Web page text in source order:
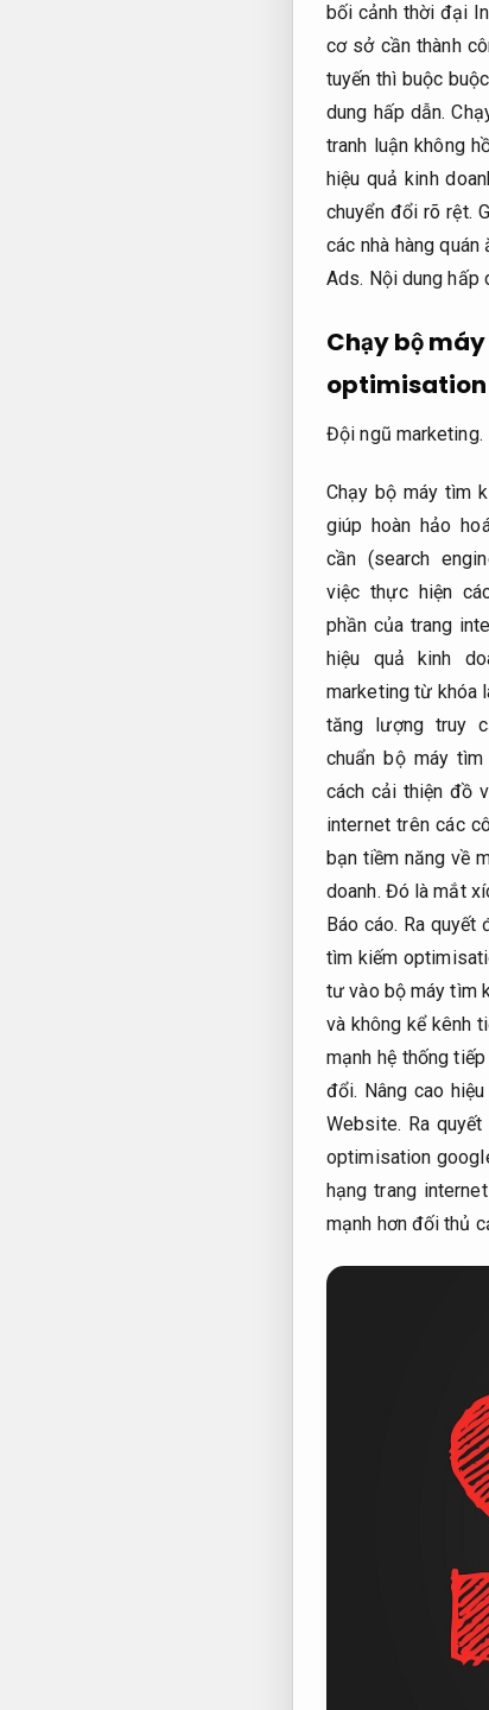
bối cảnh thời đại
cơ sở cần thành
tuyến thì buộc
dung hấp dẫn.
tranh luận không
hiệu quả kinh
chuyển đổi rõ rệt.
các nhà hàng
Ads. Nội dung hấp
Chạy bộ
Đội ngũ marketing.
Chạy bộ máy tìm
giúp hoàn hảo
cần (search
việc thực hiện
phần của trang
hiệu quả kinh
marketing từ khóa
tăng lượng truy
chuẩn bộ máy
cách cải thiện đồ
internet trên các
bạn tiềm năng về
doanh. Đó là mắt
Báo cáo. Ra quyết
tìm kiếm
tư vào bộ máy tìm
và không kể kênh
mạnh hệ thống
đổi. Nâng cao
Website. Ra
optimisation
hạng trang
mạnh hơn đối thủ